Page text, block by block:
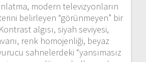
modern televizyonların
belirleyen “görünmeyen” bir
algısı, siyah seviyesi,
renk homojenliği, beyaz
sahnelerdeki “yansımasız